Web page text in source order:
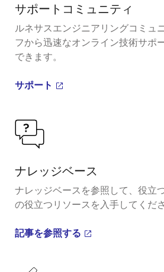
サポートコミュニティ
ルネサスエンジニアリングコミュ
フから迅速なオンライン技術サポ
できます。
サポート
ナレッジベース
ナレッジベースを参照して、役立
の役立つリソースを入手してくださ
記事を参照する